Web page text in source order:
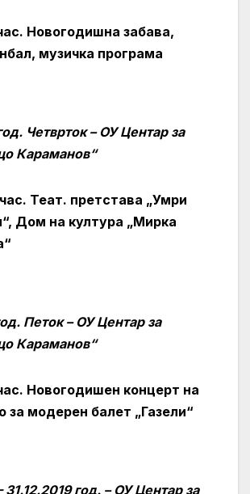
Новогодишна забава,
музичка програма
Четврток – ОУ Центар за
Караманов“
Теат. претстава „Умри
Дом на култура „Мирка
Петок – ОУ Центар за
Караманов“
Новогодишен концерт на
за модерен балет „Газели“
31.12.2019 год. – ОУ Центар за